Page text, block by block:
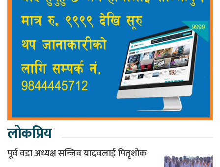
लोकप्रिय
पूर्व वडा अध्यक्ष सन्जिव यादवलाई पितृशोक